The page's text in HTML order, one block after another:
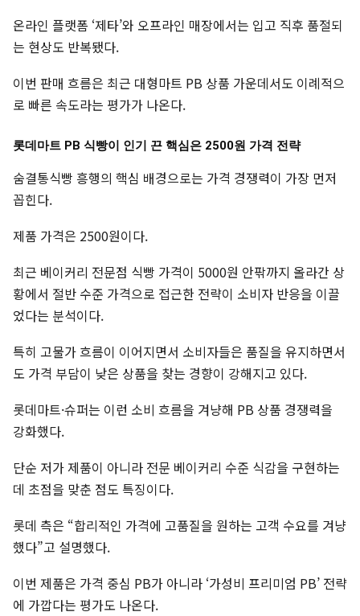
온라인 플랫폼 ‘제타’와 오프라인 매장에서는 입고 직후 품절되
는 현상도 반복됐다.
이번 판매 흐름은 최근 대형마트 PB 상품 가운데서도 이례적으
로 빠른 속도라는 평가가 나온다.
롯데마트 PB 식빵이 인기 끈 핵심은 2500원 가격 전략
숨결통식빵 흥행의 핵심 배경으로는 가격 경쟁력이 가장 먼저
꼽힌다.
제품 가격은 2500원이다.
최근 베이커리 전문점 식빵 가격이 5000원 안팎까지 올라간 상
황에서 절반 수준 가격으로 접근한 전략이 소비자 반응을 이끌
었다는 분석이다.
특히 고물가 흐름이 이어지면서 소비자들은 품질을 유지하면서
도 가격 부담이 낮은 상품을 찾는 경향이 강해지고 있다.
롯데마트·슈퍼는 이런 소비 흐름을 겨냥해 PB 상품 경쟁력을
강화했다.
단순 저가 제품이 아니라 전문 베이커리 수준 식감을 구현하는
데 초점을 맞춘 점도 특징이다.
롯데 측은 “합리적인 가격에 고품질을 원하는 고객 수요를 겨냥
했다”고 설명했다.
이번 제품은 가격 중심 PB가 아니라 ‘가성비 프리미엄 PB’ 전략
에 가깝다는 평가도 나온다.